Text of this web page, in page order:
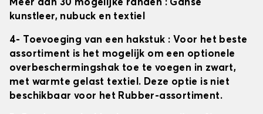
Meer dan 30 mogelijke randen : Ganse
kunstleer, nubuck en textiel
4- Toevoeging van een hakstuk : Voor het beste
assortiment is het mogelijk om een optionele
overbeschermingshak toe te voegen in zwart,
met warmte gelast textiel. Deze optie is niet
beschikbaar voor het Rubber-assortiment.